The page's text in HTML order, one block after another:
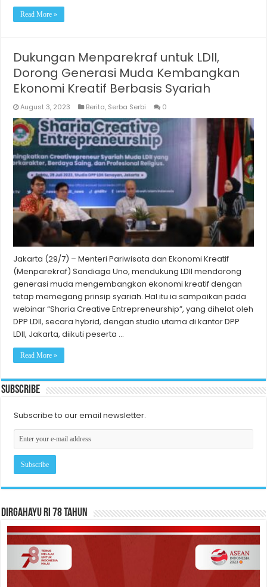
Read More »
Dukungan Menparekraf untuk LDII,
Dorong Generasi Muda Kembangkan
Ekonomi Kreatif Berbasis Syariah
August 3, 2023 Berita, Serba Serbi 0
Jakarta (29/7) – Menteri Pariwisata dan Ekonomi Kreatif
(Menparekraf) Sandiaga Uno, mendukung LDII mendorong
generasi muda mengembangkan ekonomi kreatif dengan
tetap memegang prinsip syariah. Hal itu ia sampaikan pada
webinar “Sharia Creative Entrepreneurship”, yang dihelat oleh
DPP LDII, secara hybrid, dengan studio utama di kantor DPP
LDII, Jakarta, diikuti peserta …
Read More »
Subscribe
Subscribe to our email newsletter.
Dirgahayu RI 78 Tahun